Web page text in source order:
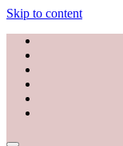
Skip to content